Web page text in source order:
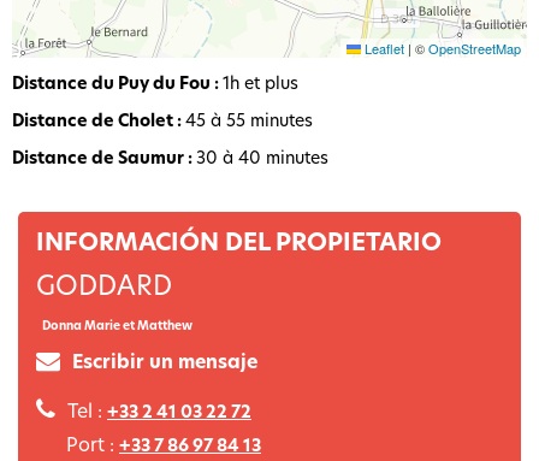
Leaflet | ©OpenStreetMap
Distance du Puy du Fou :1h et plus
Distance de Cholet :45 à 55 minutes
Distance de Saumur :30 à 40 minutes
INFORMACIÓN DEL PROPIETARIO
GODDARD
Donna Marie et Matthew
Escribir un mensaje
Tel : +33 2 41 03 22 72
Port : +33 7 86 97 84 13